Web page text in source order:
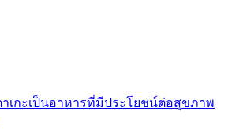
เกะเป็นอาหารที่มีประโยชน์ต่อสุขภาพ